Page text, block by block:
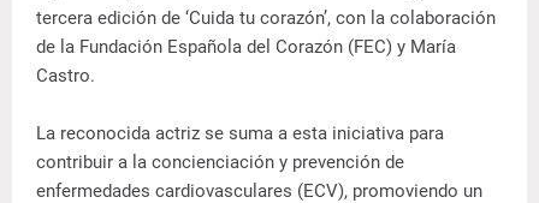
tercera edición de ‘Cuida tu corazón’, con la colaboración
de la Fundación Española del Corazón (FEC) y María
Castro.
La reconocida actriz se suma a esta iniciativa para
contribuir a la concienciación y prevención de
enfermedades cardiovasculares (ECV), promoviendo un